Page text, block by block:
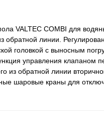
VALTEC COMBI для
обратной линии.
головкой с выносным
управления клапаном
из обратной линии
шаровые краны для